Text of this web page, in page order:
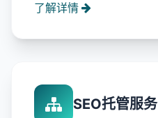
了解详情
SEO托管服务